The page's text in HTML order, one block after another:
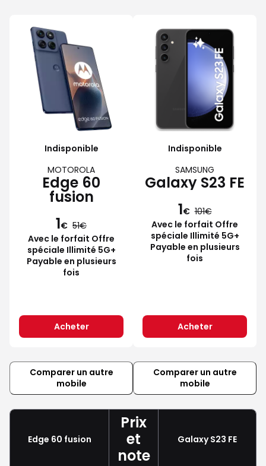
Indisponible
MOTOROLA
Edge 60
fusion
1€ 51
Avec le forfait Offre
spéciale Illimité 5G+
Payable en plusieurs
fois
Acheter
Indisponible
SAMSUNG
Galaxy S23 FE
1€ 101
Avec le forfait Offre
spéciale Illimité 5G+
Payable en plusieurs
fois
Acheter
Comparer un autre
mobile
Comparer un autre
mobile
Edge 60 fusion
Prix
et
note
Galaxy S23 FE